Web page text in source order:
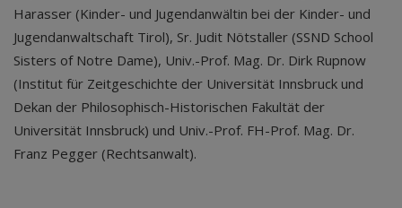
Harasser (Kinder- und Jugendanwältin bei der Kinder- und
Jugendanwaltschaft Tirol), Sr. Judit Nötstaller (SSND School
Sisters of Notre Dame), Univ.-Prof. Mag. Dr. Dirk Rupnow
(Institut für Zeitgeschichte der Universität Innsbruck und
Dekan der Philosophisch-Historischen Fakultät der
Universität Innsbruck) und Univ.-Prof. FH-Prof. Mag. Dr.
Franz Pegger (Rechtsanwalt).